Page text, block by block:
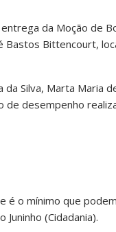
da Moção de
Bastos Bittencourt,
Silva, Marta Maria
de desempenho
é o mínimo que
(Cidadania).